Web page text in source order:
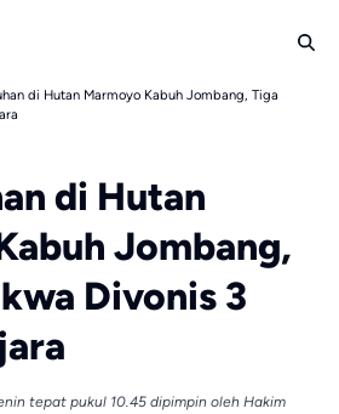
di Hutan Marmoyo Kabuh Jombang, Tiga
di Hutan
Jombang,
Divonis 3
tepat pukul 10.45 dipimpin oleh Hakim